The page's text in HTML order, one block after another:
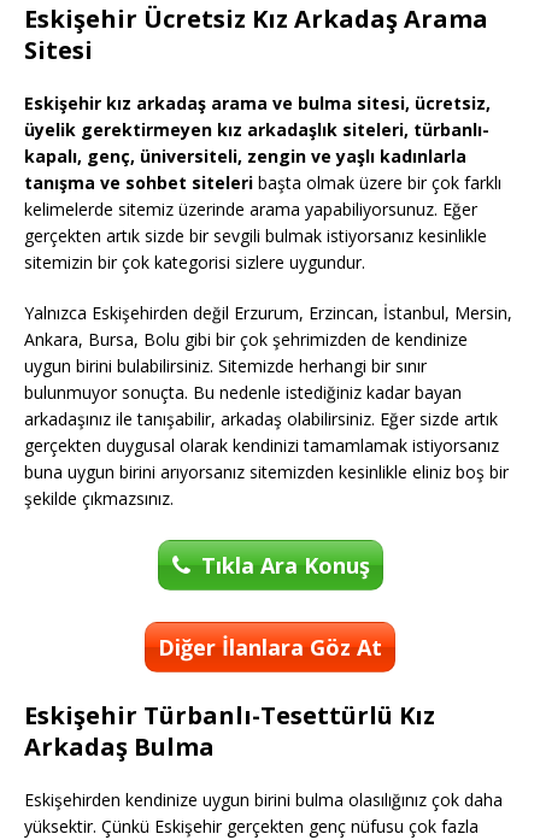
Eskişehir Ücretsiz Kız Arkadaş Arama
Sitesi
Eskişehir kız arkadaş arama ve bulma sitesi, ücretsiz,
üyelik gerektirmeyen kız arkadaşlık siteleri, türbanlı-
kapalı, genç, üniversiteli, zengin ve yaşlı kadınlarla
tanışma ve sohbet siteleri başta olmak üzere bir çok farklı
kelimelerde sitemiz üzerinde arama yapabiliyorsunuz. Eğer
gerçekten artık sizde bir sevgili bulmak istiyorsanız kesinlikle
sitemizin bir çok kategorisi sizlere uygundur.
Yalnızca Eskişehirden değil Erzurum, Erzincan, İstanbul, Mersin,
Ankara, Bursa, Bolu gibi bir çok şehrimizden de kendinize
uygun birini bulabilirsiniz. Sitemizde herhangi bir sınır
bulunmuyor sonuçta. Bu nedenle istediğiniz kadar bayan
arkadaşınız ile tanışabilir, arkadaş olabilirsiniz. Eğer sizde artık
gerçekten duygusal olarak kendinizi tamamlamak istiyorsanız
buna uygun birini arıyorsanız sitemizden kesinlikle eliniz boş bir
şekilde çıkmazsınız.
Tıkla Ara Konuş
Diğer İlanlara Göz At
Eskişehir Türbanlı-Tesettürlü Kız
Arkadaş Bulma
Eskişehirden kendinize uygun birini bulma olasılığınız çok daha
yüksektir. Çünkü Eskişehir gerçekten genç nüfusu çok fazla